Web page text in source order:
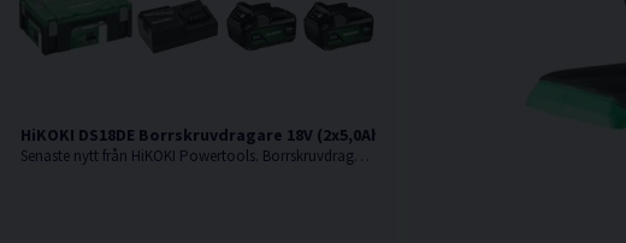
HiKOKI DS18DE Borrskruvdragare 18V (2x5,0Ah) Inkl 32 delars bitssats
Senaste nytt från HiKOKI Powertools. Borrskruvdragare med kort maskinkropp och enastående balans med inbyggd säkerhetsfunktion mot "Kick back" Den bästa proffsborrskruvdragaren från HiKOKI !